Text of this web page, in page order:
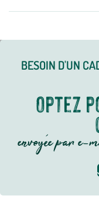
BESOIN D'UN
Optez
envoyée par e-